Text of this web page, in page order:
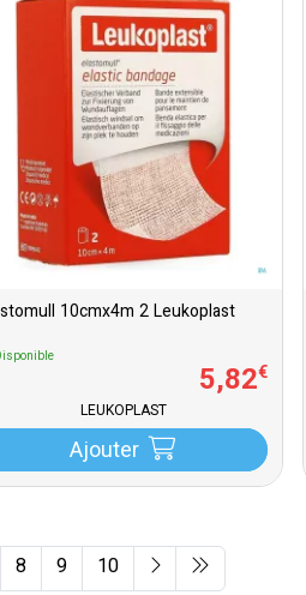
10cmx4m 2 Leukoplast
5,82€
LEUKOPLAST
Ajouter
8 9 10